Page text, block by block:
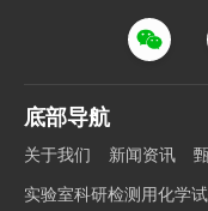
底部导航
关于我们 新闻资讯
实验室科研检测用化学